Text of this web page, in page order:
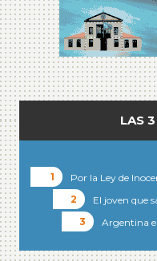
LAS
Por la Ley de
El joven que
Argentina